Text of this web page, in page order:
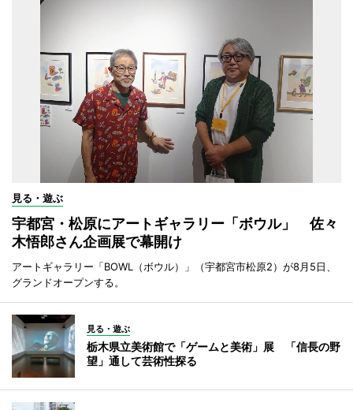
見る・遊ぶ
宇都宮・松原にアートギャラリー「ボウル」 佐々
木悟郎さん企画展で幕開け
アートギャラリー「BOWL（ボウル）」（宇都宮市松原2）が8月5日、
グランドオープンする。
見る・遊ぶ
栃木県立美術館で「ゲームと美術」展 「信長の野
望」通して芸術性探る